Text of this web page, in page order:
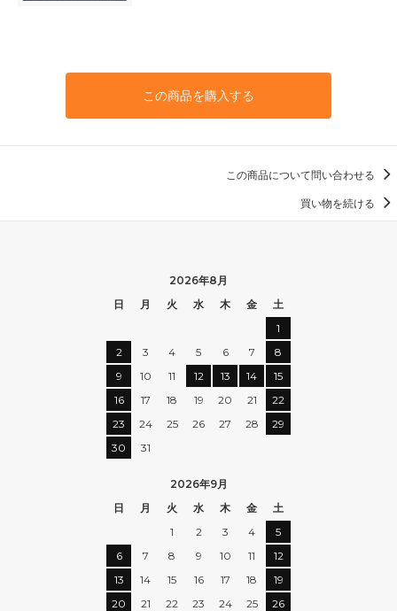
この商品を購入する
この商品について問い合わせる
買い物を続ける
2026年8月
日
月 火 水 木 金
土
1
2
3 4 5 6 7
8
9
10 11 12 13 14
15
16
17 18 19 20 21
22
23
24 25 26 27 28
29
30
31
2026年9月
日
月 火 水 木 金
土
1
2 3 4
5
6
7 8 9 10 11
12
13
14 15 16 17 18
19
20
21 22 23 24 25
26